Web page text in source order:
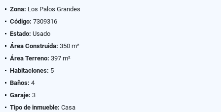
Zona: Los Palos Grandes
Código: 7309316
Estado: Usado
Área Construida: 350 m²
Área Terreno: 397 m²
Habitaciones: 5
Baños: 4
Garaje: 3
Tipo de inmueble: Casa